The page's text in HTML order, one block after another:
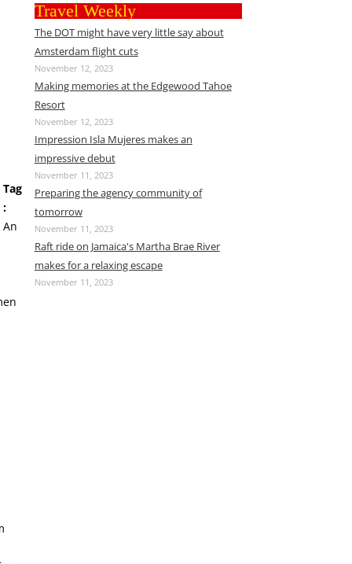
Tag
:
An
Travel Weekly
The DOT might have very little say about
Amsterdam flight cuts
November 12, 2023
Making memories at the Edgewood Tahoe
Resort
November 12, 2023
Impression Isla Mujeres makes an
impressive debut
November 11, 2023
Preparing the agency community of
tomorrow
November 11, 2023
Raft ride on Jamaica's Martha Brae River
makes for a relaxing escape
November 11, 2023